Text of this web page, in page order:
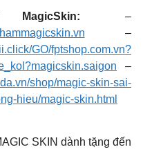
MagicSkin:
–
–
GO/fptshop.com.vn?
–
shop/magic-skin-sai-
hieu/magic-skin.html
SKIN dành tặng đến